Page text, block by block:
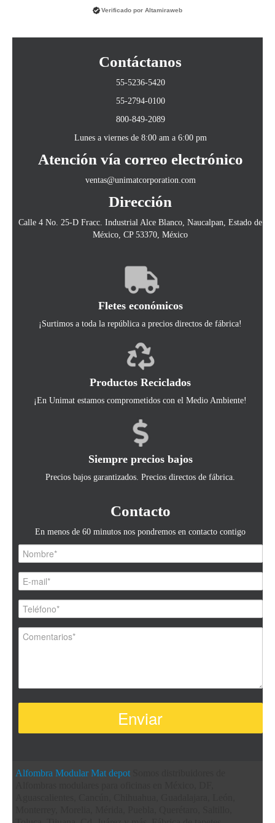
Verificado porAltamiraweb
Contáctanos
55-5236-5420
55-2794-0100
800-849-2089
Lunes a viernes de 8:00 am a 6:00 pm
Atención vía correo electrónico
ventas@unimatcorporation.com
Dirección
Calle 4 No. 25-D Fracc. Industrial Alce Blanco, Naucalpan, Estado de
México, CP 53370, México
Fletes económicos
¡Surtimos a toda la república a precios directos de fábrica!
Productos Reciclados
¡En Unimat estamos comprometidos con el Medio Ambiente!
Siempre precios bajos
Precios bajos garantizados. Precios directos de fábrica.
Contacto
En menos de 60 minutos nos pondremos en contacto contigo
Alfombra Modular Mat depot